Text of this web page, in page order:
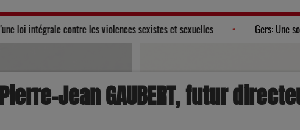
adopte un vœu en faveur d'une loi intégrale contre les violences sexistes et
Jean GAUBERT, futur